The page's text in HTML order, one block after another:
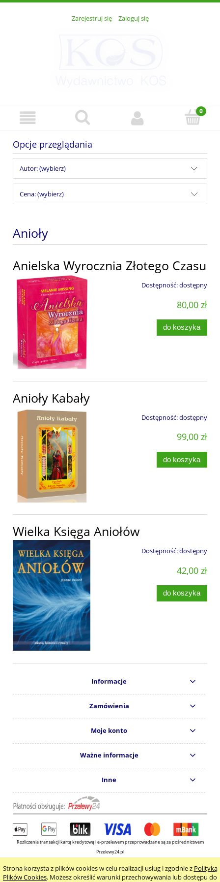
Strona korzysta z plików cookies w celu realizacji usług i zgodnie z Polityką
Plików Cookies. Możesz określić warunki przechowywania lub dostępu do
Zarejestruj się Zaloguj się
Opcje przeglądania
Autor: (wybierz)
Cena: (wybierz)
Anioły
Anielska Wyrocznia Złotego Czasu
Dostępność:dostępny
80,00 zł
do koszyka
Anioły Kabały
Dostępność:dostępny
99,00 zł
do koszyka
Wielka Księga Aniołów
Dostępność:dostępny
42,00 zł
do koszyka
Informacje
Zamówienia
Moje konto
Ważne informacje
Inne
Rozliczenia transakcji kartą kredytową i e-przelewem przeprowadzane są za pośrednictwem
Przelewy24.pl
pokaż pełną wersję strony